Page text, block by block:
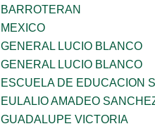
BARROTERAN
MEXICO
GENERAL LUCIO BLANCO
GENERAL LUCIO BLANCO
ESCUELA DE EDUCACION
EULALIO AMADEO
GUADALUPE VICTORIA